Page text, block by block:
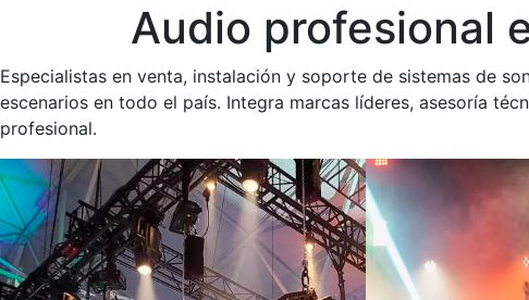
Audio profesional
Especialistas en venta, instalación y soporte de sistemas de
escenarios en todo el país. Integra marcas líderes, asesoría
profesional.